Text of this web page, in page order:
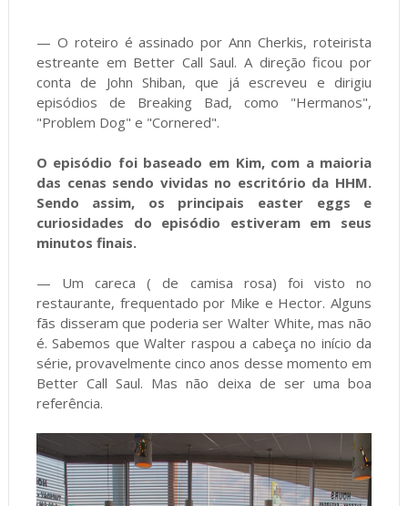
— O roteiro é assinado por Ann Cherkis, roteirista
estreante em Better Call Saul. A direção ficou por
conta de John Shiban, que já escreveu e dirigiu
episódios de Breaking Bad, como "Hermanos",
"Problem Dog" e "Cornered".
O episódio foi baseado em Kim, com a maioria
das cenas sendo vividas no escritório da HHM.
Sendo assim, os principais easter eggs e
curiosidades do episódio estiveram em seus
minutos finais.
— Um careca ( de camisa rosa) foi visto no
restaurante, frequentado por Mike e Hector. Alguns
fãs disseram que poderia ser Walter White, mas não
é. Sabemos que Walter raspou a cabeça no início da
série, provavelmente cinco anos desse momento em
Better Call Saul. Mas não deixa de ser uma boa
referência.